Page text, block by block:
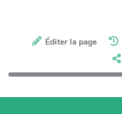
Éditer la page